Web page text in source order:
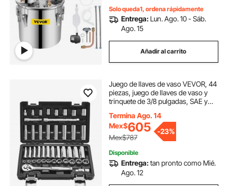
Solo queda1, ordena rápidamente
Entrega: Lun. Ago. 10 - Sáb.
Ago. 15
Añadir al carrito
Juego de llaves de vaso VEVOR, 44
piezas, juego de llaves de vaso y
trinquete de 3/8 pulgadas, SAE y
de herramientas mecánicas con
accesorios y estuche, acero de
aleación CR-V, para reparación de
Termina Ago. 14
Mex$605
Mex$787
-23%
Disponible
Entrega:tan pronto como Mié.
Ago. 12